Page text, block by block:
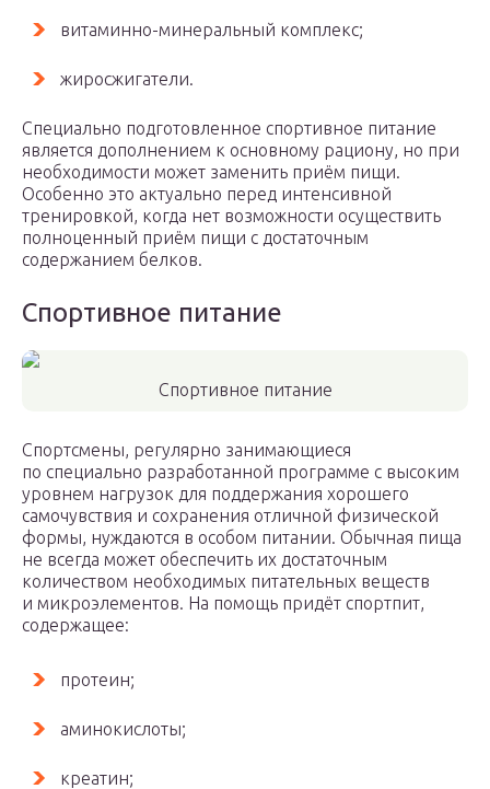
витаминно-минеральный комплекс;
жиросжигатели.
Специально подготовленное спортивное питание
является дополнением к основному рациону, но при
необходимости может заменить приём пищи.
Особенно это актуально перед интенсивной
тренировкой, когда нет возможности осуществить
полноценный приём пищи с достаточным
содержанием белков.
Спортивное питание
Спортивное питание
Спортсмены, регулярно занимающиеся
по специально разработанной программе с высоким
уровнем нагрузок для поддержания хорошего
самочувствия и сохранения отличной физической
формы, нуждаются в особом питании. Обычная пища
не всегда может обеспечить их достаточным
количеством необходимых питательных веществ
и микроэлементов. На помощь придёт спортпит,
содержащее:
протеин;
аминокислоты;
креатин;